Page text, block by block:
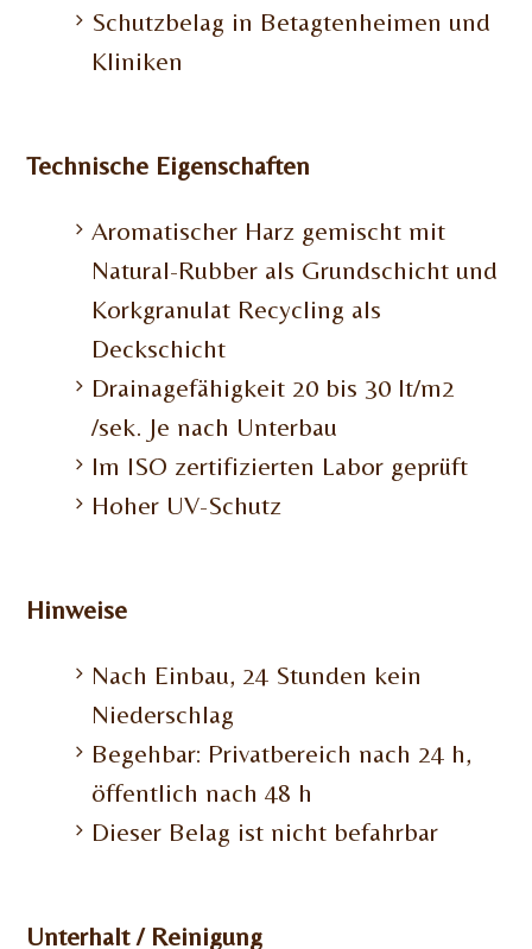
Schutzbelag in Betagtenheimen und
Kliniken
Technische Eigenschaften
Aromatischer Harz gemischt mit
Natural-Rubber als Grundschicht und
Korkgranulat Recycling als
Deckschicht
Drainagefähigkeit 20 bis 30 lt/m2
/sek. Je nach Unterbau
Im ISO zertifizierten Labor geprüft
Hoher UV-Schutz
Hinweise
Nach Einbau, 24 Stunden kein
Niederschlag
Begehbar: Privatbereich nach 24 h,
öffentlich nach 48 h
Dieser Belag ist nicht befahrbar
Unterhalt / Reinigung